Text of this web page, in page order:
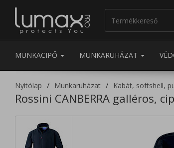
MUNKACIPŐ MUNKARUHÁZAT
Nyitólap Munkaruházat Kabát, softshell,
Rossini CANBERRA galléros,